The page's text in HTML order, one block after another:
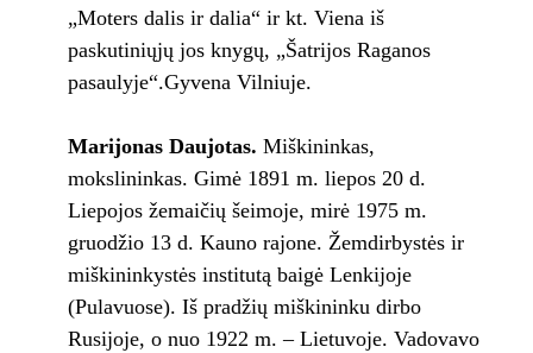
„Moters dalis ir dalia“ ir kt. Viena iš
paskutiniųjų jos knygų, „Šatrijos Raganos
pasaulyje“.Gyvena Vilniuje.
Marijonas Daujotas. Miškininkas,
mokslininkas. Gimė 1891 m. liepos 20 d.
Liepojos žemaičių šeimoje, mirė 1975 m.
gruodžio 13 d. Kauno rajone. Žemdirbystės ir
miškininkystės institutą baigė Lenkijoje
(Pulavuose). Iš pradžių miškininku dirbo
Rusijoje, o nuo 1922 m. – Lietuvoje. Vadovavo